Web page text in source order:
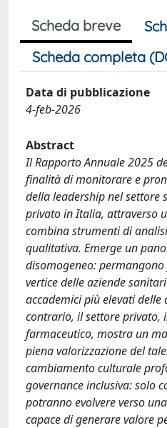
Scheda breve
Scheda completa
Data di pubblicazione
4-feb-2026
Abstract
Il Rapporto Annuale 2025
finalità di monitorare e
della leadership nel settore
privato in Italia, attraverso
combina strumenti di
qualitativa. Emerge un
disomogeneo:
vertice delle aziende
accademici più elevati delle
contrario, il settore privato,
farmaceutico, mostra un
piena valorizzazione del
cambiamento culturale
governance inclusiva: solo
potranno evolvere verso
capace di generare valore